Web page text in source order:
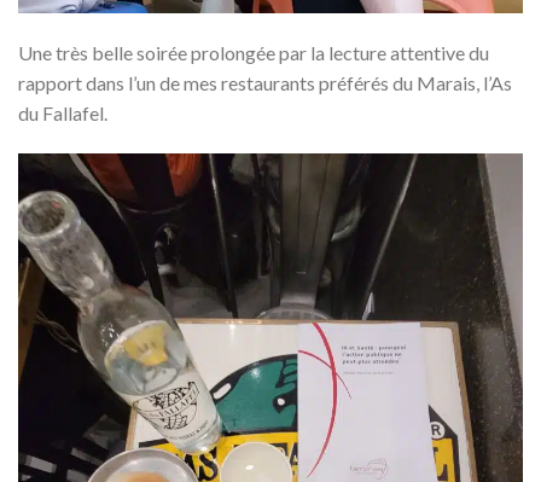
Une très belle soirée prolongée par la lecture attentive du
rapport dans l’un de mes restaurants préférés du Marais, l’As
du Fallafel.